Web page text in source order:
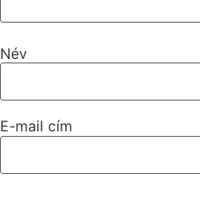
Név
E-mail cím